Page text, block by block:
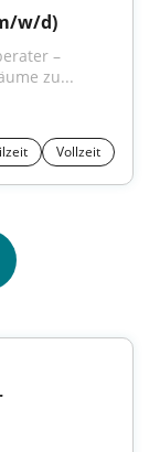
w/d)
–
zu...
Vollzeit